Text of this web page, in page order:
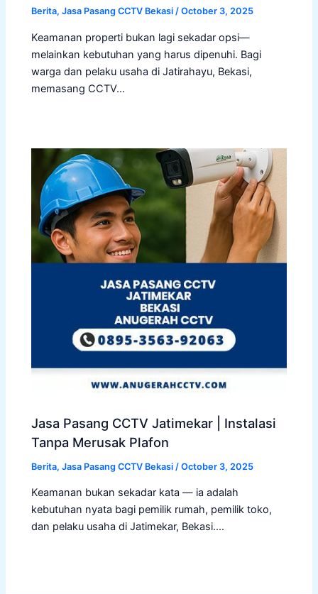
Berita,Jasa Pasang CCTV Bekasi /October 3, 2025
Keamanan properti bukan lagi sekadar opsi—
melainkan kebutuhan yang harus dipenuhi. Bagi
warga dan pelaku usaha di Jatirahayu, Bekasi,
memasang CCTV…
Jasa Pasang CCTV Jatimekar | Instalasi
Tanpa Merusak Plafon
Berita,Jasa Pasang CCTV Bekasi /October 3, 2025
Keamanan bukan sekadar kata — ia adalah
kebutuhan nyata bagi pemilik rumah, pemilik toko,
dan pelaku usaha di Jatimekar, Bekasi.…